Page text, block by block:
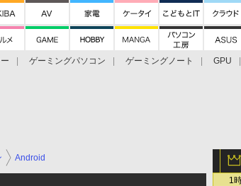
ゲーミングパソコン ゲーミングノート
GPU
1
Android